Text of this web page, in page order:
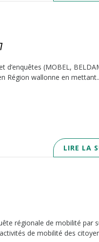
d’enquêtes (MOBEL,
Région wallonne en
LIRE LA
régionale de mobilité par
de mobilité des